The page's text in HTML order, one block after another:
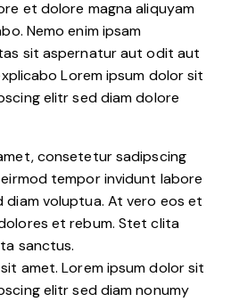
et dolore magna aliquyam
Nemo enim ipsam
sit aspernatur aut odit aut
Lorem ipsum dolor sit
elitr sed diam dolore
consetetur sadipscing
tempor invidunt labore
diam voluptua. At vero eos et
et rebum. Stet clita
sanctus.
amet. Lorem ipsum dolor sit
elitr sed diam nonumy